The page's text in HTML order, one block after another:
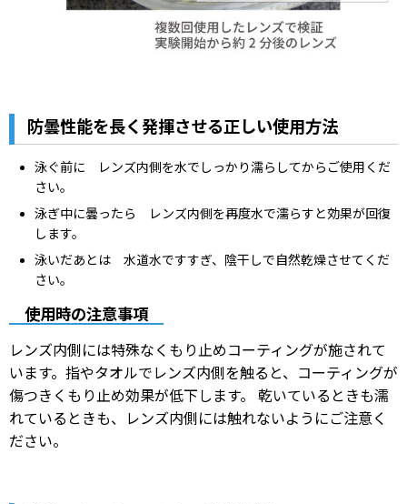
防曇性能を長く発揮させる正しい使用方法
泳ぐ前に レンズ内側を水でしっかり濡らしてからご使用くだ
さい。
泳ぎ中に曇ったら レンズ内側を再度水で濡らすと効果が回復
します。
泳いだあとは 水道水ですすぎ、陰干しで自然乾燥させてくだ
さい。
使用時の注意事項
レンズ内側には特殊なくもり止めコーティングが施されて
います。指やタオルでレンズ内側を触ると、コーティングが
傷つきくもり止め効果が低下します。 乾いているときも濡
れているときも、レンズ内側には触れないようにご注意く
ださい。